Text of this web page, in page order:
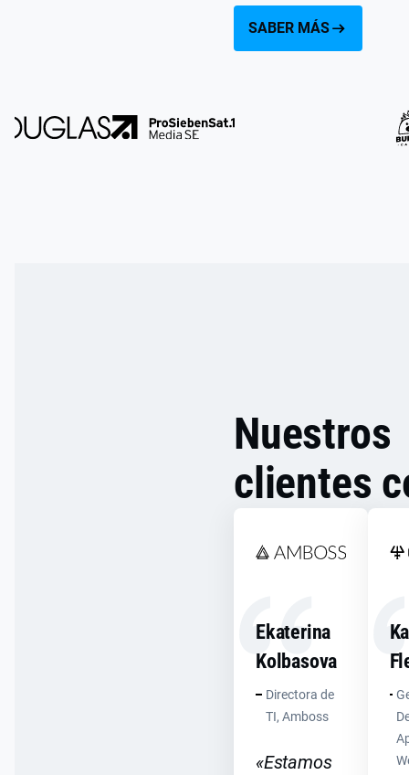
SABER MÁS
Nuestros
clientes
Ekaterina
Kolbasova
Directora de
TI, Amboss
«Estamos